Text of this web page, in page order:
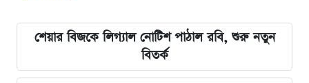
শেয়ার বিজকে লিগ্যাল নোটিশ পাঠাল রবি, শুরু নতুন
বিতর্ক